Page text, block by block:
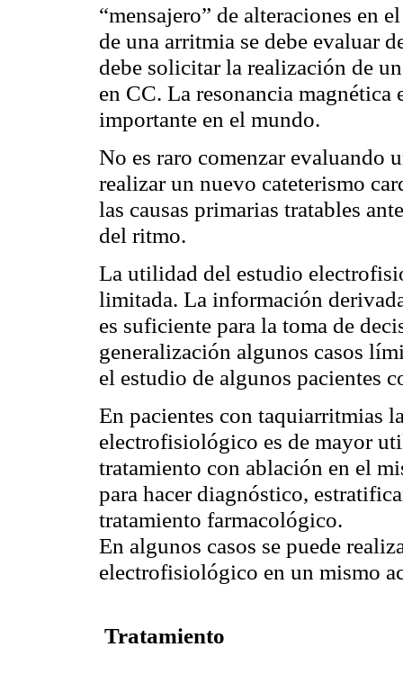
“mensajero” de alteraciones en
de una arritmia se debe evaluar
debe solicitar la realización de
en CC. La resonancia
importante en el mundo.
No es raro comenzar evaluando
realizar un nuevo cateterismo
las causas primarias tratables
del ritmo.
La utilidad del estudio
limitada. La información
es suficiente para la toma de
generalización algunos casos
el estudio de algunos pacientes
En pacientes con taquiarritmias
electrofisiológico es de mayor
tratamiento con ablación en el
para hacer diagnóstico,
tratamiento farmacológico.
En algunos casos se puede
electrofisiológico en un mismo
Tratamiento